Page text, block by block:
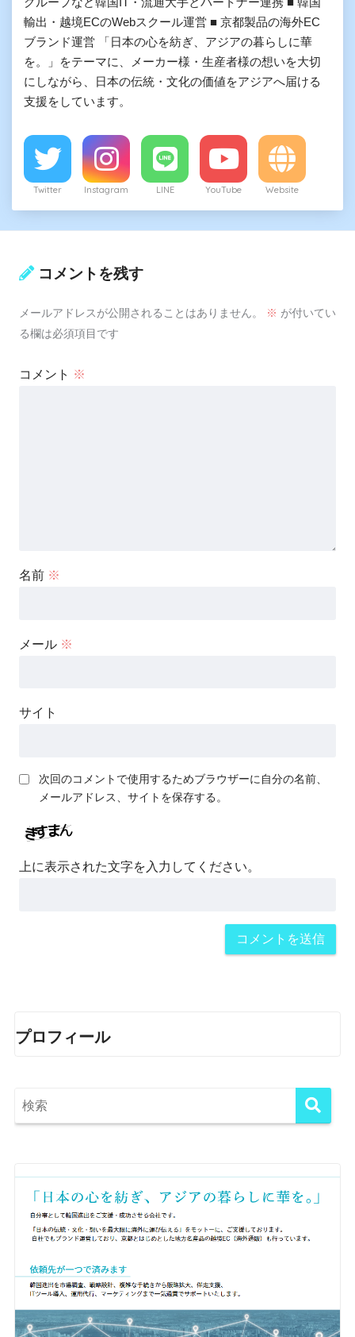
輸出・越境ECのWebスクール運営 ■ 京都製品の海外EC
ブランド運営 「日本の心を紡ぎ、アジアの暮らしに華
を。」をテーマに、メーカー様・生産者様の想いを大切
にしながら、日本の伝統・文化の価値をアジアへ届ける
支援をしています。
Twitter Instagram LINE YouTube Website
コメントを残す
メールアドレスが公開されることはありません。 ※ が付いてい
る欄は必須項目です
コメント ※
名前 ※
メール ※
サイト
次回のコメントで使用するためブラウザーに自分の名前、
メールアドレス、サイトを保存する。
上に表示された文字を入力してください。
プロフィール